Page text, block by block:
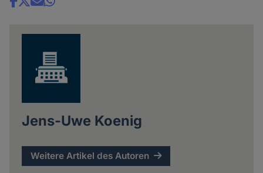
Share
Jens-Uwe Koenig
Weitere Artikel des Autoren